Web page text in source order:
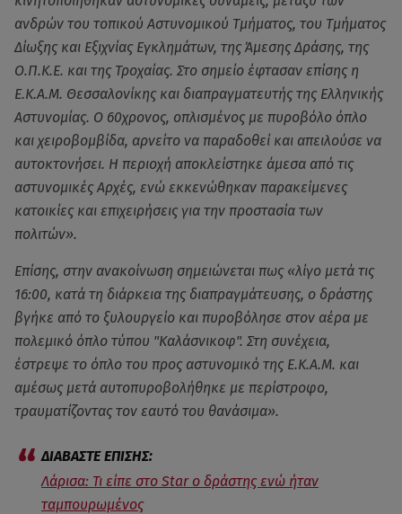
ανδρών του τοπικού Αστυνομικού Τμήματος, του Τμήματος
Δίωξης και Εξιχνίας Εγκλημάτων, της Άμεσης Δράσης, της
Ο.Π.Κ.Ε. και της Τροχαίας. Στο σημείο έφτασαν επίσης η
Ε.Κ.Α.Μ. Θεσσαλονίκης και διαπραγματευτής της Ελληνικής
Αστυνομίας. Ο 60χρονος, οπλισμένος με πυροβόλο όπλο
και χειροβομβίδα, αρνείτο να παραδοθεί και απειλούσε να
αυτοκτονήσει. Η περιοχή αποκλείστηκε άμεσα από τις
αστυνομικές Αρχές, ενώ εκκενώθηκαν παρακείμενες
κατοικίες και επιχειρήσεις για την προστασία των
πολιτών».
Επίσης, στην ανακοίνωση σημειώνεται πως «λίγο μετά τις
16:00, κατά τη διάρκεια της διαπραγμάτευσης, ο δράστης
βγήκε από το ξυλουργείο και πυροβόλησε στον αέρα με
πολεμικό όπλο τύπου "Καλάσνικοφ". Στη συνέχεια,
έστρεψε το όπλο του προς αστυνομικό της Ε.Κ.Α.Μ. και
αμέσως μετά αυτοπυροβολήθηκε με περίστροφο,
τραυματίζοντας τον εαυτό του θανάσιμα».
Λάρισα: Τι είπε στο Star ο δράστης ενώ ήταν
ταμπουρωμένος